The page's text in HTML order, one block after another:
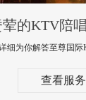
查看服务